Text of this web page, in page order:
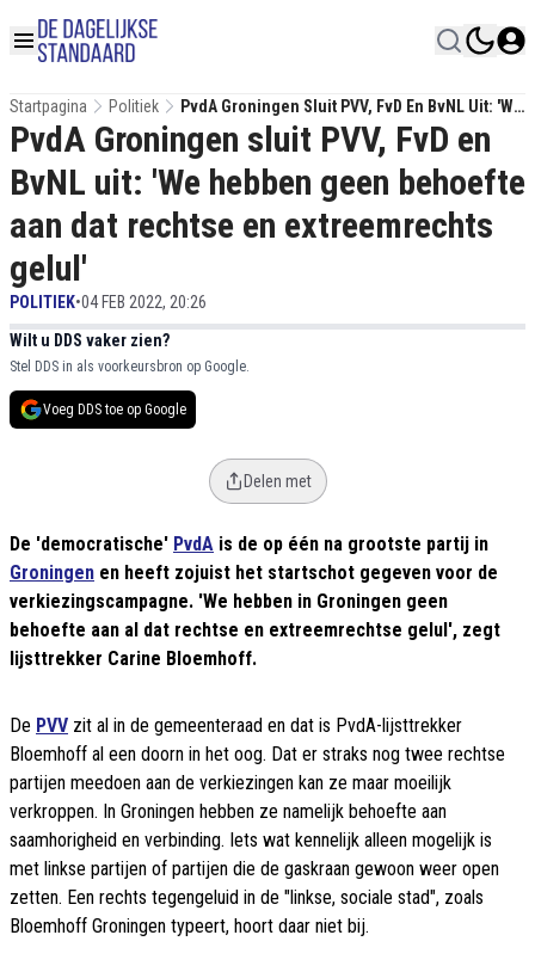
Startpagina Politiek
PvdA Groningen Sluit PVV, FvD En BvNL Uit: 'We
Hebben Geen Behoefte Aan Dat Rechtse En
Extreemrechts Gelul'
PvdA Groningen sluit PVV, FvD en
BvNL uit: 'We hebben geen behoefte
aan dat rechtse en extreemrechts
gelul'
POLITIEK•04 FEB 2022, 20:26
Wilt u DDS vaker zien?
Stel DDS in als voorkeursbron op Google.
Voeg DDS toe op Google
Delen met
De 'democratische' PvdA is de op één na grootste partij in
Groningen en heeft zojuist het startschot gegeven voor de
verkiezingscampagne. 'We hebben in Groningen geen
behoefte aan al dat rechtse en extreemrechtse gelul', zegt
lijsttrekker Carine Bloemhoff.
De PVV zit al in de gemeenteraad en dat is PvdA-lijsttrekker
Bloemhoff al een doorn in het oog. Dat er straks nog twee rechtse
partijen meedoen aan de verkiezingen kan ze maar moeilijk
verkroppen. In Groningen hebben ze namelijk behoefte aan
saamhorigheid en verbinding. Iets wat kennelijk alleen mogelijk is
met linkse partijen of partijen die de gaskraan gewoon weer open
zetten. Een rechts tegengeluid in de "linkse, sociale stad", zoals
Bloemhoff Groningen typeert, hoort daar niet bij.